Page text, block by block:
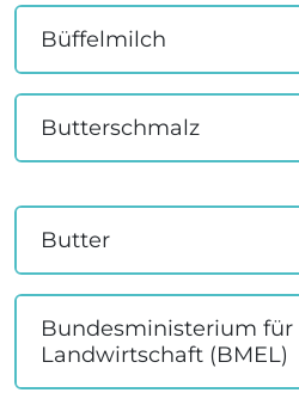
Büffelmilch
Butterschmalz
Butter
Bundesministerium
Landwirtschaft (BMEL)